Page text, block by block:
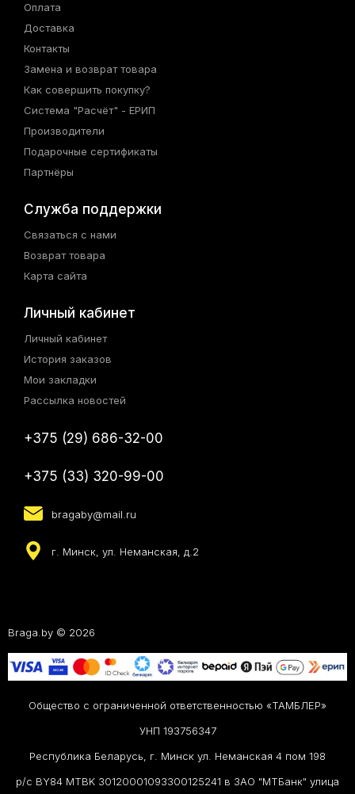
Оплата
Доставка
Контакты
Замена и возврат товара
Как совершить покупку?
Система "Расчёт" - ЕРИП
Производители
Подарочные сертификаты
Партнёры
Служба поддержки
Связаться с нами
Возврат товара
Карта сайта
Личный кабинет
Личный кабинет
История заказов
Мои закладки
Рассылка новостей
+375 (29) 686-32-00
+375 (33) 320-99-00
bragaby@mail.ru
г. Минск, ул. Неманская, д.2
Braga.by © 2026
Общество с ограниченной ответственностью «ТАМБЛЕР»
УНП 193756347
Республика Беларусь, г. Минск ул. Неманская 4 пом 198
р/с BY84 MTBK 30120001093300125241 в ЗАО "МТБанк" улица